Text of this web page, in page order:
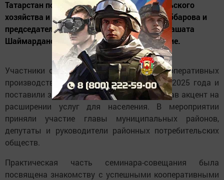
Татарстан под руководством министра сельского
хозяйства и продовольствия РТ Марата Зяббарова и
председателя правления Татпотребсоюза Рашата
Шаймарданова прошло выездное совещание.
Участники оценили работу передовых кооперативных
производств, обсудили итоги 11 месяцев 2025 года и
поставили задачи на следующий год, сделав акцент на
расширении услуг для населения. В мероприятии
приняли участие главы муниципальных районов,
депутаты и руководители районных потребительских
обществ.
Практическая часть семинара-совещания была
посвящена знакомству с успешными кооперативными